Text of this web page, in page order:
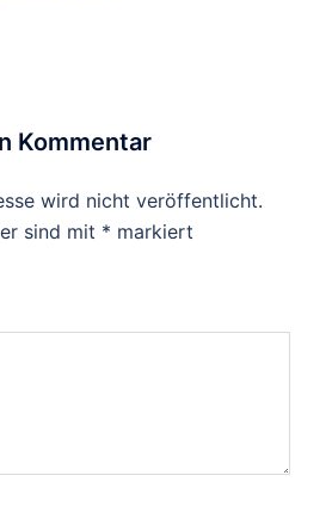
Kommentar
wird nicht veröffentlicht.
sind mit * markiert